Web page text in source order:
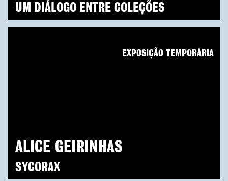
UM DIÁLOGO ENTRE COLEÇÕES
ALICE GEIRINHAS
SYCORAX
EXPOSIÇÃO TEMPORÁRIA